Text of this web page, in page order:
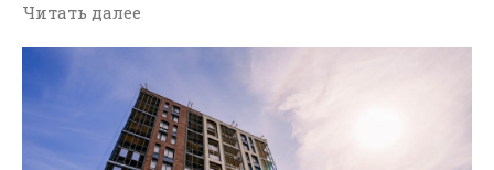
Читать далее